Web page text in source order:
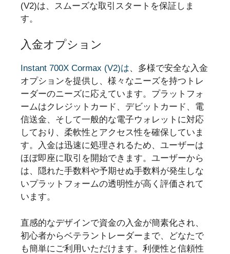
(V2)は、スムーズな取引スタートを保証しま
す。
入金オプション
Instant 700X Cormax (V2)は、多様で安全な入金
オプションを提供し、様々なニーズを持つトレ
ーダーのニーズに応えています。プラットフォ
ームはクレジットカード、デビットカード、電
信送金、そして一般的な電子ウォレットに対応
しており、柔軟性とアクセス性を確保していま
す。入金は迅速に処理されるため、ユーザーは
ほぼ即座に取引を開始できます。ユーザーから
は、隠れた手数料や予期せぬ手数料が発生しな
いプラットフォームの透明性が高く評価されて
います。
直感的なデザインで資金の入金が簡素化され、
初心者からベテラントレーダーまで、どなたで
も簡単にご利用いただけます。利便性と信頼性